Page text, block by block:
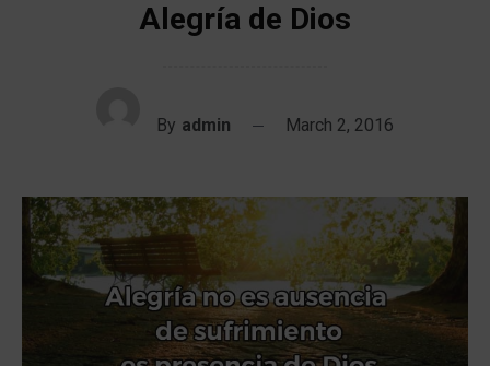
Alegría de Dios
By admin March 2, 2016